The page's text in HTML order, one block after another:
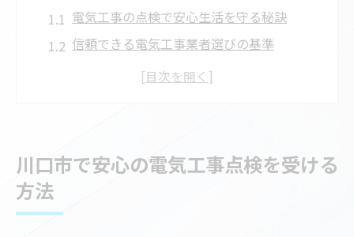
電気工事の点検で安心生活を守る秘訣
信頼できる電気工事業者選びの基準
埼玉県電気工事工業組合の役割と信頼性
電気工事依頼時に確認したい安全対策
川口市で安心の電気工事点検を受ける
方法